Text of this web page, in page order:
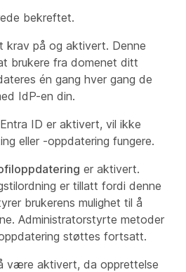
bekreftet.
krav på og aktivert. Denne
brukere fra domenet ditt
én gang hver gang de
IdP-en din.
ID er aktivert, vil ikke
eller -oppdatering fungere.
er aktivert.
er tillatt fordi denne
brukerens mulighet til å
Administratorstyrte metoder
støttes fortsatt.
være aktivert, da opprettelse